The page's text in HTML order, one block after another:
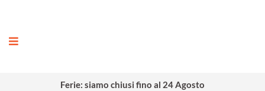
Ferie: siamo chiusi fino al 24 Agosto